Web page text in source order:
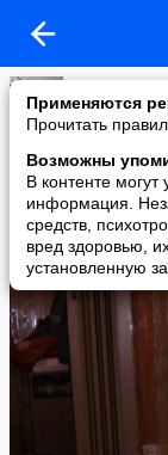
Применяются
Прочитать
Возможны
В контенте
информация.
средств,
вред здоровью,
установленную
Ирина
added a photo
19 Oct в 21:34